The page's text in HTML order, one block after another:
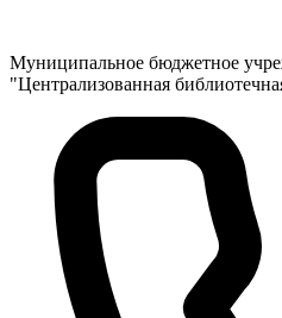
Муниципальное бюджетное
"Централизованная